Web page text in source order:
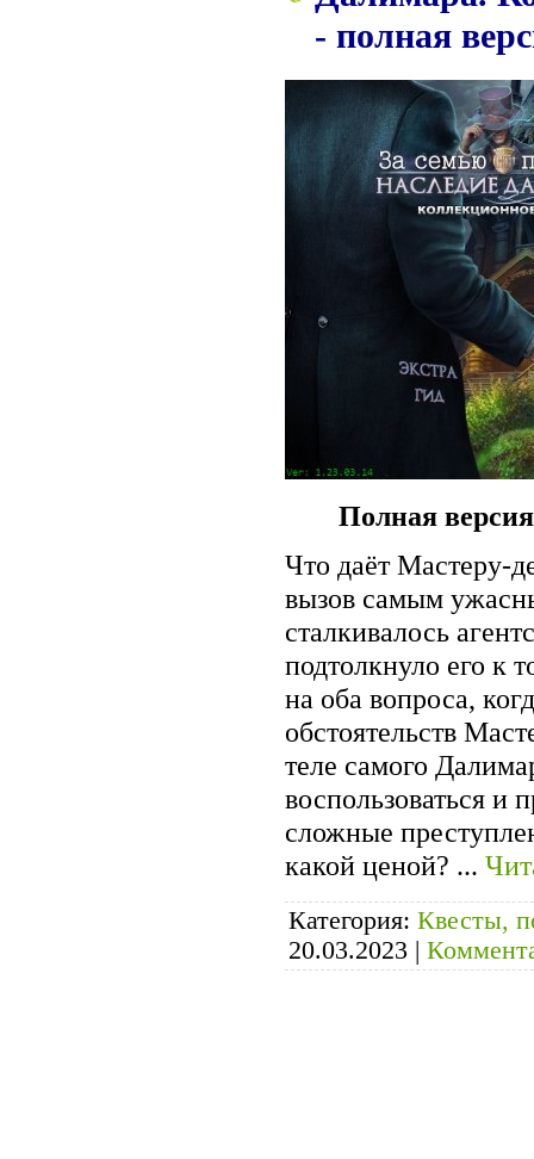
- полная
Полная
Что даёт Мастеру-
вызов самым
сталкивалось
подтолкнуло его к
на оба вопроса,
обстоятельств
теле самого
воспользоваться и
сложные
какой ценой? ...
Категория: Квесты,
20.03.2023 |